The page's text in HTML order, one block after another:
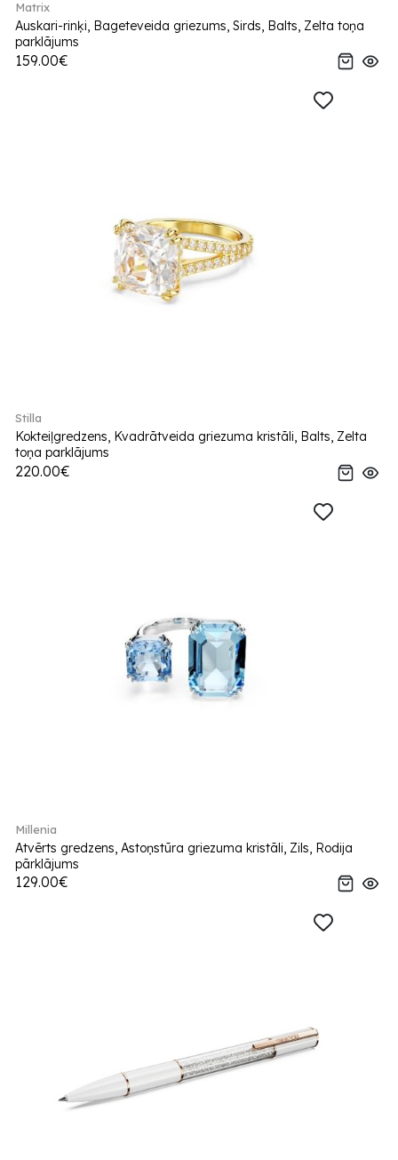
Matrix
Auskari-rinķi, Bageteveida griezums, Sirds, Balts, Zelta toņa
parklājums
159.00€
Stilla
Kokteiļgredzens, Kvadrātveida griezuma kristāli, Balts, Zelta
toņa parklājums
220.00€
Millenia
Atvērts gredzens, Astoņstūra griezuma kristāli, Zils, Rodija
pārklājums
129.00€